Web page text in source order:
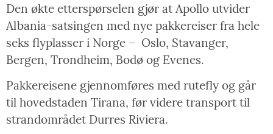
Den økte etterspørselen gjør at Apollo utvider
Albania-satsingen med nye pakkereiser fra hele
seks flyplasser i Norge – Oslo, Stavanger,
Bergen, Trondheim, Bodø og Evenes.
Pakkereisene gjennomføres med rutefly og går
til hovedstaden Tirana, før videre transport til
strandområdet Durres Riviera.